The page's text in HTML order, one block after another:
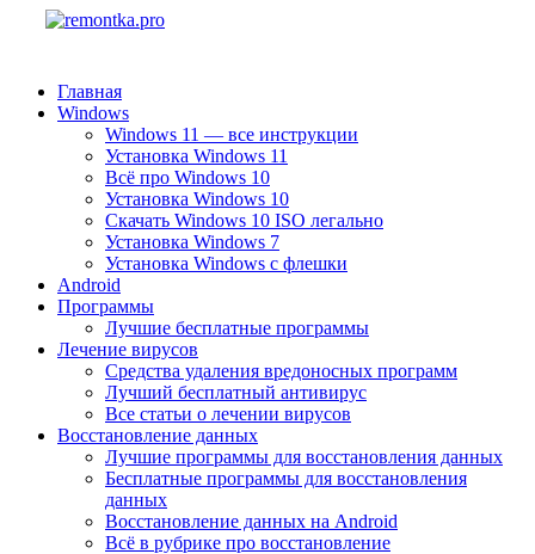
Главная
Windows
Windows 11 — все инструкции
Установка Windows 11
Всё про Windows 10
Установка Windows 10
Скачать Windows 10 ISO легально
Установка Windows 7
Установка Windows с флешки
Android
Программы
Лучшие бесплатные программы
Лечение вирусов
Средства удаления вредоносных программ
Лучший бесплатный антивирус
Все статьи о лечении вирусов
Восстановление данных
Лучшие программы для восстановления данных
Бесплатные программы для восстановления
данных
Восстановление данных на Android
Всё в рубрике про восстановление